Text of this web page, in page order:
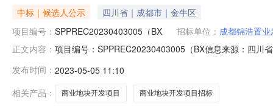
中标｜候选人公示
四川省｜成都市｜金牛区
项目编号： SPPREC20230403005（BX 招标单位： 成都锦浩置
正文内容： 项目编号：SPPREC20230403005（BX信息来源：四川
称天府艺术公园文创坊商业地块开发项目天府艺术公园
20
发布时间： 2023-05-05 11:10
相关产品：
商业地块开发项目 商业地块开发项目招标